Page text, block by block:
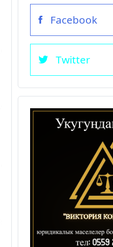
Facebook
Twitter